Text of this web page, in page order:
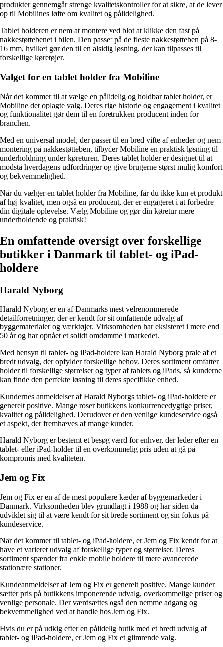
produkter gennemgår strenge kvalitetskontroller for at sikre, at de lever
op til Mobilines løfte om kvalitet og pålidelighed.
Tablet holderen er nem at montere ved blot at klikke den fast på
nakkestøttebenet i bilen. Den passer på de fleste nakkestøtteben på 8-
16 mm, hvilket gør den til en alsidig løsning, der kan tilpasses til
forskellige køretøjer.
Valget for en tablet holder fra Mobiline
Når det kommer til at vælge en pålidelig og holdbar tablet holder, er
Mobiline det oplagte valg. Deres rige historie og engagement i kvalitet
og funktionalitet gør dem til en foretrukken producent inden for
branchen.
Med en universal model, der passer til en bred vifte af enheder og nem
montering på nakkestøtteben, tilbyder Mobiline en praktisk løsning til
underholdning under køreturen. Deres tablet holder er designet til at
modstå hverdagens udfordringer og give brugerne størst mulig komfort
og bekvemmelighed.
Når du vælger en tablet holder fra Mobiline, får du ikke kun et produkt
af høj kvalitet, men også en producent, der er engageret i at forbedre
din digitale oplevelse. Vælg Mobiline og gør din køretur mere
underholdende og praktisk!
En omfattende oversigt over forskellige
butikker i Danmark til tablet- og iPad-
holdere
Harald Nyborg
Harald Nyborg er en af ​​Danmarks mest velrenommerede
detailforretninger, der er kendt for sit omfattende udvalg af
byggematerialer og værktøjer. Virksomheden har eksisteret i mere end
50 år og har opnået et solidt omdømme i markedet.
Med hensyn til tablet- og iPad-holdere kan Harald Nyborg prale af et
bredt udvalg, der opfylder forskellige behov. Deres sortiment omfatter
holder til forskellige størrelser og typer af tablets og iPads, så kunderne
kan finde den perfekte løsning til deres specifikke enhed.
Kundernes anmeldelser af Harald Nyborgs tablet- og iPad-holdere er
generelt positive. Mange roser butikkens konkurrencedygtige priser,
kvalitet og pålidelighed. Derudover er den venlige kundeservice også
et aspekt, der fremhæves af mange kunder.
Harald Nyborg er bestemt et besøg værd for enhver, der leder efter en
tablet- eller iPad-holder til en overkommelig pris uden at gå på
kompromis med kvaliteten.
Jem og Fix
Jem og Fix er en af ​​de mest populære kæder af byggemarkeder i
Danmark. Virksomheden blev grundlagt i 1988 og har siden da
udviklet sig til at være kendt for sit brede sortiment og sin fokus på
kundeservice.
Når det kommer til tablet- og iPad-holdere, er Jem og Fix kendt for at
have et varieret udvalg af forskellige typer og størrelser. Deres
sortiment spænder fra enkle mobile holdere til mere avancerede
stationære stationer.
Kundeanmeldelser af Jem og Fix er generelt positive. Mange kunder
sætter pris på butikkens imponerende udvalg, overkommelige priser og
venlige personale. Der værdsættes også den nemme adgang og
bekvemmelighed ved at handle hos Jem og Fix.
Hvis du er på udkig efter en pålidelig butik med et bredt udvalg af
tablet- og iPad-holdere, er Jem og Fix et glimrende valg.